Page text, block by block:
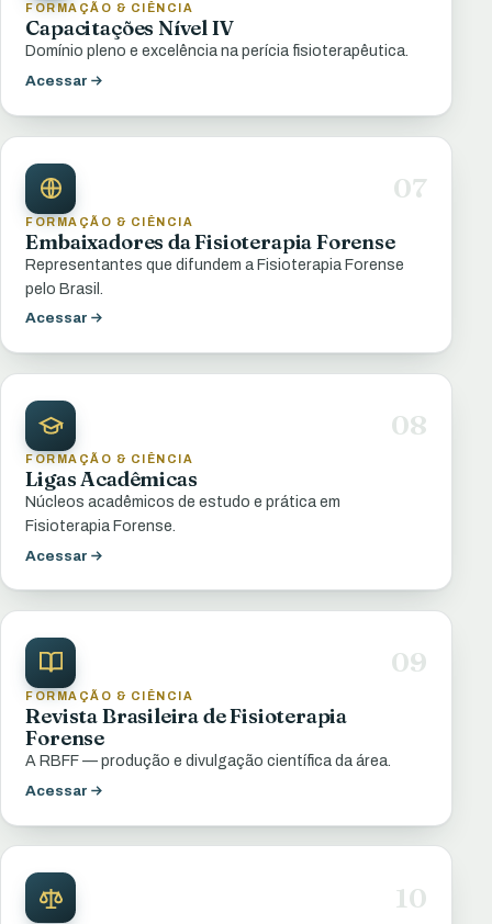
FORMAÇÃO & CIÊNCIA
Capacitações Nível IV
Domínio pleno e excelência na perícia fisioterapêutica.
Acessar
07
FORMAÇÃO & CIÊNCIA
Embaixadores da Fisioterapia Forense
Representantes que difundem a Fisioterapia Forense
pelo Brasil.
Acessar
08
FORMAÇÃO & CIÊNCIA
Ligas Acadêmicas
Núcleos acadêmicos de estudo e prática em
Fisioterapia Forense.
Acessar
09
FORMAÇÃO & CIÊNCIA
Revista Brasileira de Fisioterapia
Forense
A RBFF — produção e divulgação científica da área.
Acessar
10